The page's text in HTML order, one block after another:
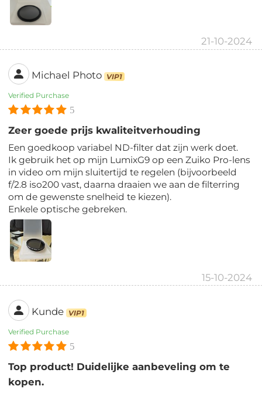
21-10-2024
Michael Photo VIP1
Verified Purchase
5
Zeer goede prijs kwaliteitverhouding
Een goedkoop variabel ND-filter dat zijn werk doet.
Ik gebruik het op mijn LumixG9 op een Zuiko Pro-lens
in video om mijn sluitertijd te regelen (bijvoorbeeld
f/2.8 iso200 vast, daarna draaien we aan de filterring
om de gewenste snelheid te kiezen).
Enkele optische gebreken.
15-10-2024
Kunde VIP1
Verified Purchase
5
Top product! Duidelijke aanbeveling om te
kopen.